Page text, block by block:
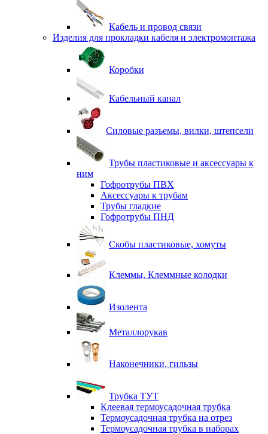
Кабель и провод связи
Изделия для прокладки кабеля и электромонтажа
Коробки
Кабельный канал
Силовые разъемы, вилки, штепсели
Трубы пластиковые и аксессуары к
ним
Гофротрубы ПВХ
Аксессуары к трубам
Трубы гладкие
Гофротрубы ПНД
Скобы пластиковые, хомуты
Клеммы, Клеммные колодки
Изолента
Металлорукав
Наконечники, гильзы
Трубка ТУТ
Клеевая термоусадочная трубка
Термоусадочная трубка на отрез
Термоусадочная трубка в наборах